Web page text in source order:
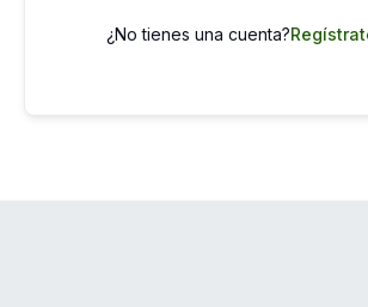
¿No tienes una cuenta?